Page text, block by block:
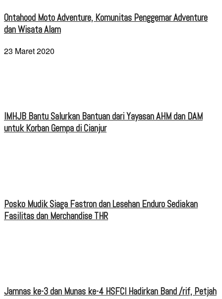
Ontahood Moto Adventure, Komunitas Penggemar Adventure
dan Wisata Alam
23 Maret 2020
IMHJB Bantu Salurkan Bantuan dari Yayasan AHM dan DAM
untuk Korban Gempa di Cianjur
Posko Mudik Siaga Fastron dan Lesehan Enduro Sediakan
Fasilitas dan Merchandise THR
Jamnas ke-3 dan Munas ke-4 HSFCI Hadirkan Band /rif, Petjah